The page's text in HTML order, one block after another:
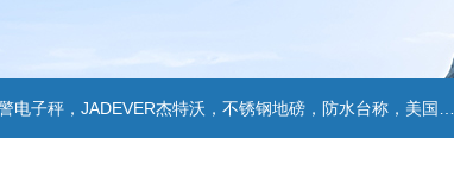
杰特沃，不锈钢地磅，防水台称，美国双杰天平，报警电子称